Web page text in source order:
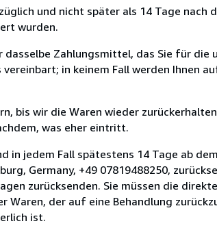
und nicht später als 14 Tage nach
wurden.
Zahlungsmittel, das Sie für die
in keinem Fall werden Ihnen
bis wir die Waren wieder
was eher eintritt.
in jedem Fall spätestens 14 Tage ab
Germany, +49 07819488250,
zurücksenden. Sie müssen die
Waren, der auf eine Behandlung
ist.